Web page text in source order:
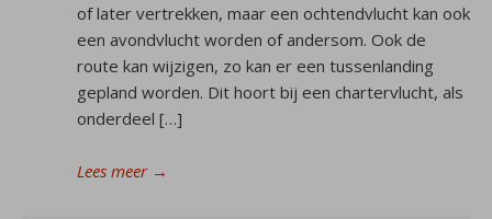
of later vertrekken, maar een ochtendvlucht kan ook
een avondvlucht worden of andersom. Ook de
route kan wijzigen, zo kan er een tussenlanding
gepland worden. Dit hoort bij een chartervlucht, als
onderdeel […]
Lees meer→